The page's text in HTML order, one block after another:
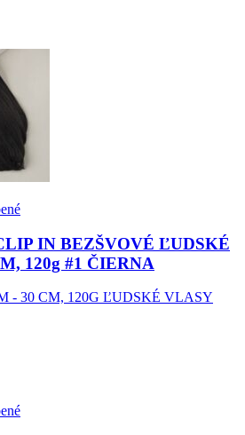
IN BEZŠVOVÉ ĽUDSKÉ
120g #1 ČIERNA
- 30 CM, 120G ĽUDSKÉ VLASY